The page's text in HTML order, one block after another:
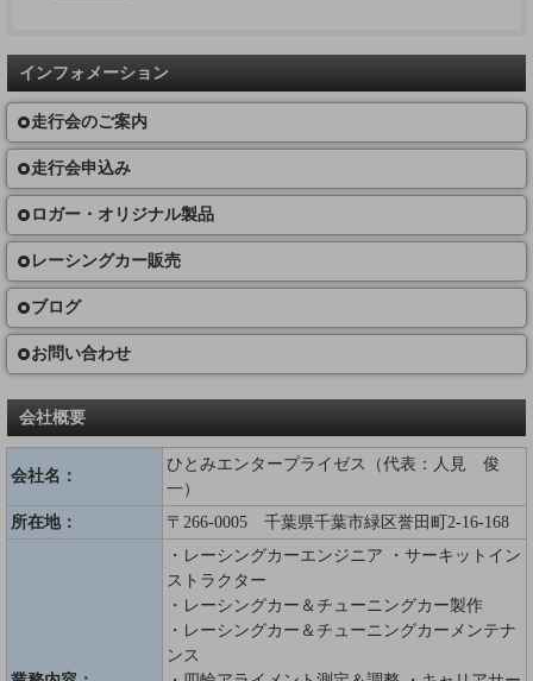
インフォメーション
走行会のご案内
走行会申込み
ロガー・オリジナル製品
レーシングカー販売
ブログ
お問い合わせ
会社概要
会社名：
ひとみエンタープライゼス（代表：人見 俊
一）
所在地：
〒266-0005 千葉県千葉市緑区誉田町2-16-168
・レーシングカーエンジニア ・サーキットイン
ストラクター
・レーシングカー＆チューニングカー製作
・レーシングカー＆チューニングカーメンテナ
ンス